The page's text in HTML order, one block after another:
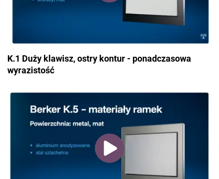
K.1 Duży klawisz, ostry kontur - ponadczasowa
wyrazistość